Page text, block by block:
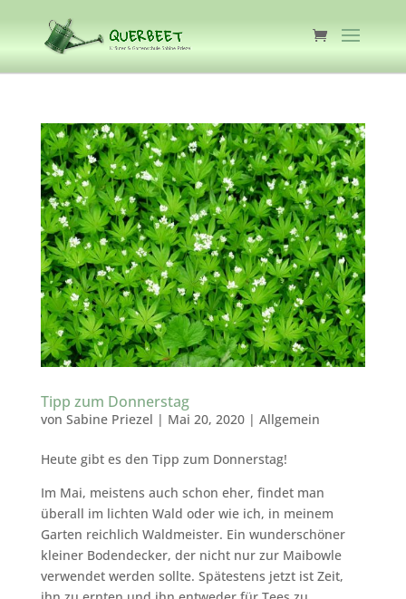
Tipp zum Donnerstag
von Sabine Priezel | Mai 20, 2020| Allgemein
Heute gibt es den Tipp zum Donnerstag!
Im Mai, meistens auch schon eher, findet man
überall im lichten Wald oder wie ich, in meinem
Garten reichlich Waldmeister. Ein wunderschöner
kleiner Bodendecker, der nicht nur zur Maibowle
verwendet werden sollte. Spätestens jetzt ist Zeit,